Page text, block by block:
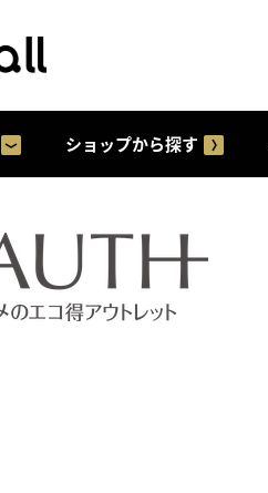
ショップから探す